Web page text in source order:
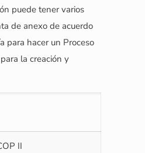
puede tener varios
de anexo de acuerdo
para hacer un Proceso
la creación y
II